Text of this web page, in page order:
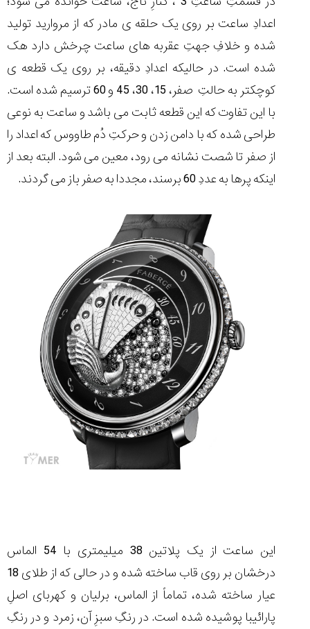
اعدادِ ساعت بر روی یک حلقه ی مادر که از مروارید تولید
شده و خلافِ جهتِ عقربه های ساعت چرخش دارد هک
شده است. در حالیکه اعدادِ دقیقه، بر روی یک قطعه ی
کوچکتر به حالتِ صفر، 15، 30، 45 و 60 ترسیم شده است.
با این تفاوت که این قطعه ثابت می باشد و ساعت به نوعی
طراحی شده که با دامن زدن و حرکتِ دُم طاووس که اعداد را
از صفر تا شصت نشانه می رود، معین می شود. البته بعد از
اینکه پرها به عددِ 60 برسند، مجددا به صفر باز می گردند.
این ساعت از یک پلاتین 38 میلیمتری با 54 الماس
درخشان بر روی قاب ساخته شده و در حالی که از طلای 18
عیار ساخته شده، تماماً از الماس، برلیان و کهربای اصلِ
پارائیبا پوشیده شده است. در رنگِ سبزِ آن، زمرد و در رنگِ